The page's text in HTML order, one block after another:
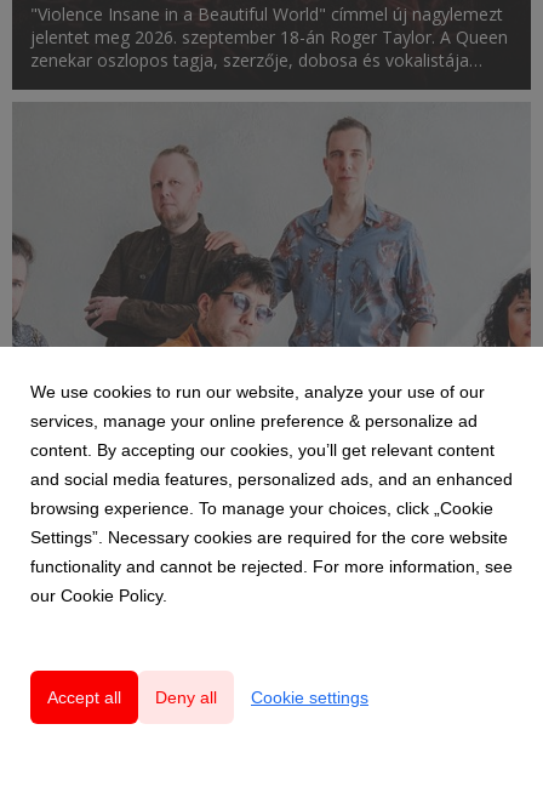
"Violence Insane in a Beautiful World" címmel új nagylemezt
jelentet meg 2026. szeptember 18-án Roger Taylor. A Queen
zenekar oszlopos tagja, szerzője, dobosa és vokalistája
témája a világban rejlő erőszak és rem...
Folk, jazz és funk pszichedelikus köntösben:
itt a török-magyar Nasip Kısmet legújabb dala
17 April 2026
A Nasip Kısmet elnevezést "szerencsés véletlenként" vagy
"sorsként" is lehetne fordítani, mindkét verzió illik a török-
magyar zenekar szellemiségéhez és műfaji határoktól
mentes hangzásvilágához: munkásságuk a kultúrák, a
We use cookies to run our website, analyze your use of our
services, manage your online preference & personalize ad
content. By accepting our cookies, you’ll get relevant content
and social media features, personalized ads, and an enhanced
browsing experience. To manage your choices, click „Cookie
Settings”. Necessary cookies are required for the core website
functionality and cannot be rejected. For more information, see
our Cookie Policy.
Accept all Deny all Cookie settings